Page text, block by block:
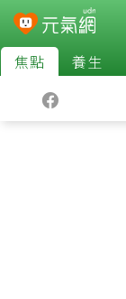
焦點 養生